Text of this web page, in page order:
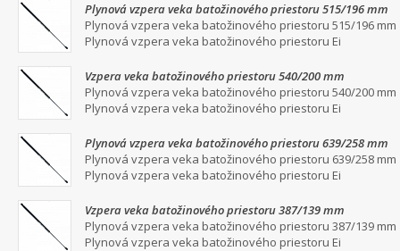
Plynová vzpera veka batožinového priestoru 515/196 mm
Plynová vzpera veka batožinového priestoru 515/196 mm
Plynová vzpera veka batožinového priestoru Ei
Vzpera veka batožinového priestoru 540/200 mm
Plynová vzpera veka batožinového priestoru 540/200 mm
Plynová vzpera veka batožinového priestoru Ei
Plynová vzpera veka batožinového priestoru 639/258 mm
Plynová vzpera veka batožinového priestoru 639/258 mm
Plynová vzpera veka batožinového priestoru Ei
Vzpera veka batožinového priestoru 387/139 mm
Plynová vzpera veka batožinového priestoru 387/139 mm
Plynová vzpera veka batožinového priestoru Ei